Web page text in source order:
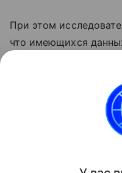
При этом
что имеющихся
чем каждый из этих